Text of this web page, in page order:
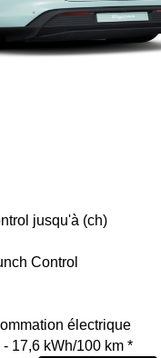
jusqu'à (ch)
Control
électrique
17,6 kWh/100 km *